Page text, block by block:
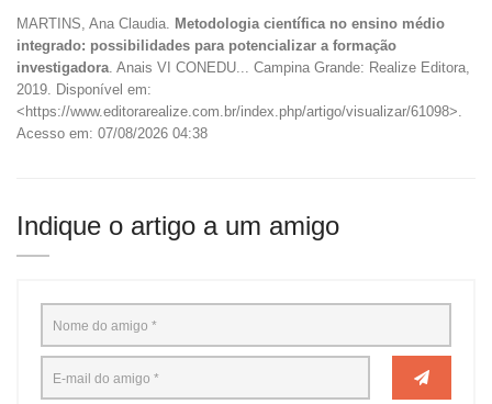
MARTINS, Ana Claudia. Metodologia científica no ensino médio
integrado: possibilidades para potencializar a formação
investigadora. Anais VI CONEDU... Campina Grande: Realize Editora,
2019. Disponível em:
<https://www.editorarealize.com.br/index.php/artigo/visualizar/61098>.
Acesso em: 07/08/2026 04:38
Indique o artigo a um amigo